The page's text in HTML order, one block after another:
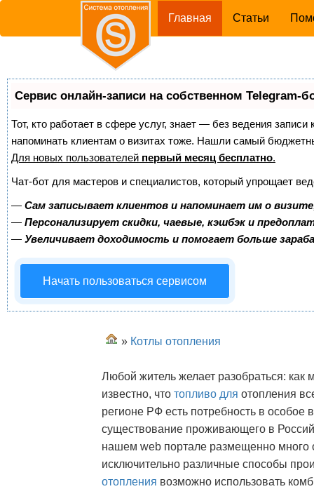
Главная (current)
Статьи
Сервис онлайн-записи на собственном Telegram-
Тот, кто работает в сфере услуг, знает — без ведения
напоминать клиентам о визитах тоже. Нашли самый
Для новых пользователей первый месяц бесплатно.
Чат-бот для мастеров и специалистов, который упрощает
— Сам записывает клиентов и напоминает им о
— Персонализирует скидки, чаевые, кэшбэк и
— Увеличивает доходимость и помогает больше
Начать пользоваться сервисом
» Котлы отопления
Любой житель желает разобраться: как
известно, что топливо для отопления
регионе РФ есть потребность в особое
существование проживающего в
нашем web портале размещенно много
исключительно различные способы
отопления возможно использовать